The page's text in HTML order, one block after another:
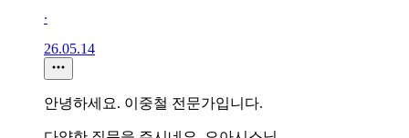
∙
26.05.14
안녕하세요. 이중철 전문가입니다.